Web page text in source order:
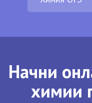
Начни
химии